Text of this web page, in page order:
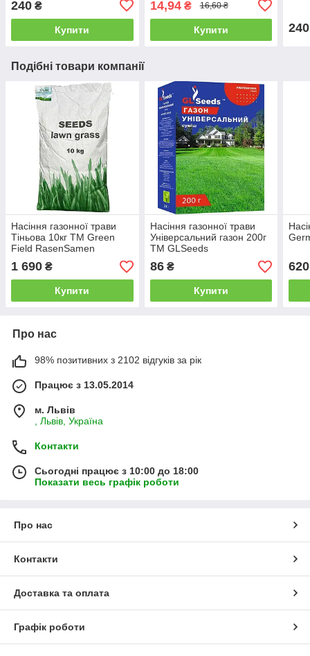
240 ₴
Купити
14,94₴ 16,60 ₴
Купити 240
Подібні товари компанії
Насіння газонної трави
Тіньова 10кг ТМ Green
Field RasenSamen
1 690 ₴
Купити
Насіння газонної трави
Універсальний газон 200г
ТМ GLSeeds
86₴
Купити
620
Про нас
98% позитивних з 2102 відгуків за рік
Працює з 13.05.2014
м. Львів
, Львів, Україна
Контакти
Сьогодні працює з 10:00 до 18:00
Показати весь графік роботи
Про нас
Контакти
Доставка та оплата
Графік роботи